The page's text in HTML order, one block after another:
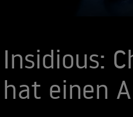
Insidious:
hat einen